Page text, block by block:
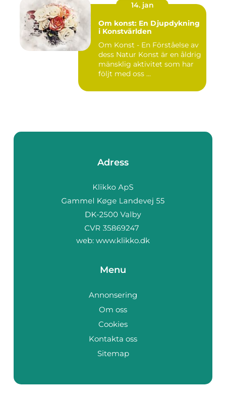
14. jan
Om konst: En Djupdykning
i Konstvärlden
Om Konst - En Förståelse av
dess Natur Konst är en åldrig
mänsklig aktivitet som har
följt med oss ...
Adress
web: www.klikko.dk
Menu
Annonsering
Om oss
Cookies
Kontakta oss
Sitemap